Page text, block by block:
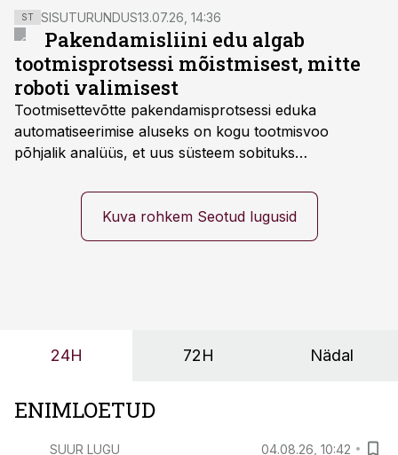
ST SISUTURUNDUS13.07.26, 14:36
Pakendamisliini edu algab
tootmisprotsessi mõistmisest, mitte
roboti valimisest
Tootmisettevõtte pakendamisprotsessi eduka
automatiseerimise aluseks on kogu tootmisvoo
põhjalik analüüs, et uus süsteem sobituks
tööjõuvajadust ning oleks valmis ka ettevõtte
tulevasteks arenguteks. Lihtsalt roboti lisamine
enamasti oodatud tulemust ei too, nendib tootmise ja
Kuva rohkem Seotud lugusid
24H 72H Nädal
ENIMLOETUD
SUUR LUGU 04.08.26, 10:42